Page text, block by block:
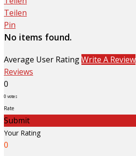
Teilen
Pin
No items found.
Average User RatingWrite A Review
Reviews
0
0 votes
Rate
Submit
Your Rating
0